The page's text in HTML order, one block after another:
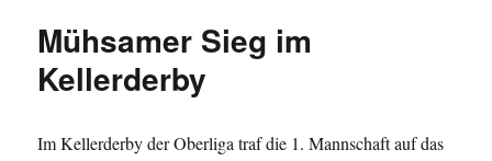
Mühsamer Sieg im
Kellerderby
Im Kellerderby der Oberliga traf die 1. Mannschaft auf das